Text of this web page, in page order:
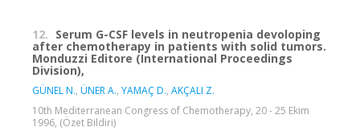
12. Serum G-CSF levels in neutropenia devoloping
after chemotherapy in patients with solid tumors.
Monduzzi Editore (International Proceedings
Division),
GÜNEL N., ÜNER A., YAMAÇ D., AKÇALI Z.
10th Mediterranean Congress of Chemotherapy, 20 - 25 Ekim
1996, (Özet Bildiri)